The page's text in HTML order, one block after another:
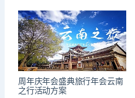
周年庆年会盛典旅行年会云南
之行活动方案